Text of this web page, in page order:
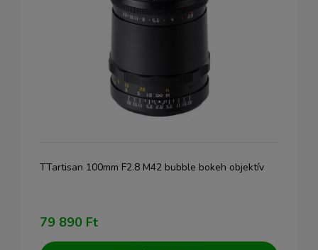
TTartisan 100mm F2.8 M42 bubble bokeh objektív
79 890 Ft